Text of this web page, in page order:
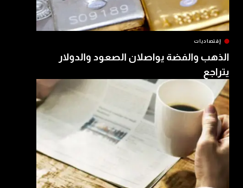
إقتصاديات
الذهب والفضة يواصلان الصعود والدولار
يتراجع